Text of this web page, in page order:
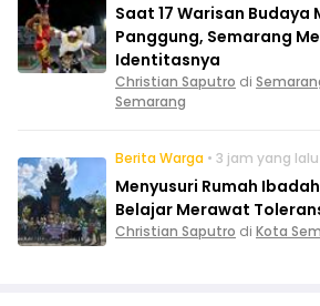
Saat 17 Warisan Budaya
Panggung, Semarang
Identitasnya
Christian Saputro di
Semarang
Berita Warga • 3 jam yang lalu
Menyusuri Rumah
Belajar Merawat
Christian Saputro di Kota